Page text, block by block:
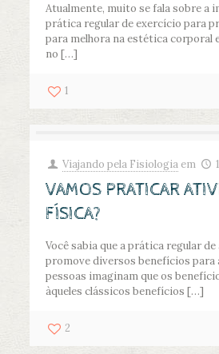
Atualmente, muito se fala sobre a
prática regular de exercício para
para melhora na estética corporal
no […]
1
Viajando pela Fisiologia em
VAMOS PRATICAR
FÍSICA?
Você sabia que a prática regular
promove diversos benefícios para
pessoas imaginam que os
àqueles clássicos benefícios […]
2